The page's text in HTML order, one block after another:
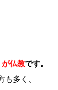
が仏教です。
も多く、